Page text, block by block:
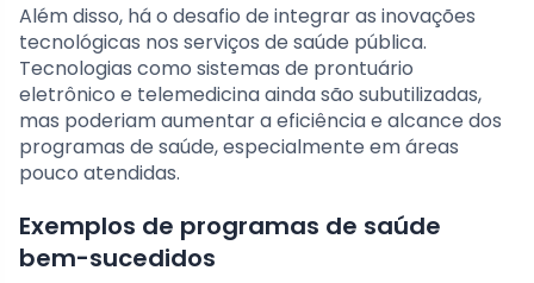
Além disso, há o desafio de integrar as inovações
tecnológicas nos serviços de saúde pública.
Tecnologias como sistemas de prontuário
eletrônico e telemedicina ainda são subutilizadas,
mas poderiam aumentar a eficiência e alcance dos
programas de saúde, especialmente em áreas
pouco atendidas.
Exemplos de programas de saúde
bem-sucedidos